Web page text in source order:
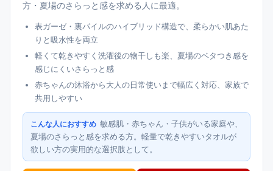
方・夏場のさらっと感を求める人に最適。
表ガーゼ・裏パイルのハイブリッド構造で、柔らかい肌あた
りと吸水性を両立
軽くて乾きやすく洗濯後の物干しも楽、夏場のベタつき感を
感じにくいさらっと感
赤ちゃんの沐浴から大人の日常使いまで幅広く対応、家族で
共用しやすい
こんな人におすすめ 敏感肌・赤ちゃん・子供がいる家庭や、
夏場のさらっと感を求める方。軽量で乾きやすいタオルが
欲しい方の実用的な選択肢として。